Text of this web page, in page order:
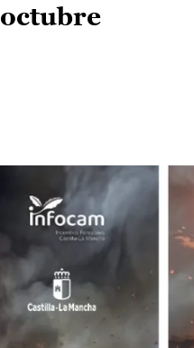
octubre